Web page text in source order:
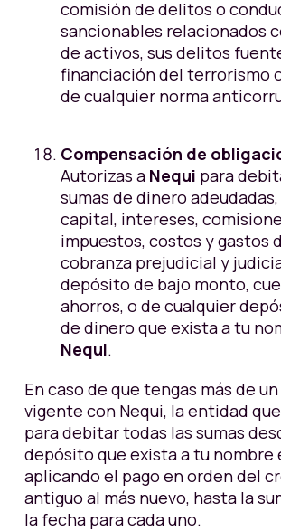
comisión de delitos o
sancionables relacionados
de activos, sus delitos
financiación del terrorismo
de cualquier norma
Compensación de
Autorizas a Nequi para
sumas de dinero
capital, intereses,
impuestos, costos y gastos
cobranza prejudicial y
depósito de bajo monto,
ahorros, o de cualquier
de dinero que exista a tu
Nequi.
En caso de que tengas más de
vigente con Nequi, la entidad
para debitar todas las sumas
depósito que exista a tu nombre
aplicando el pago en orden del
antiguo al más nuevo, hasta la
la fecha para cada uno.